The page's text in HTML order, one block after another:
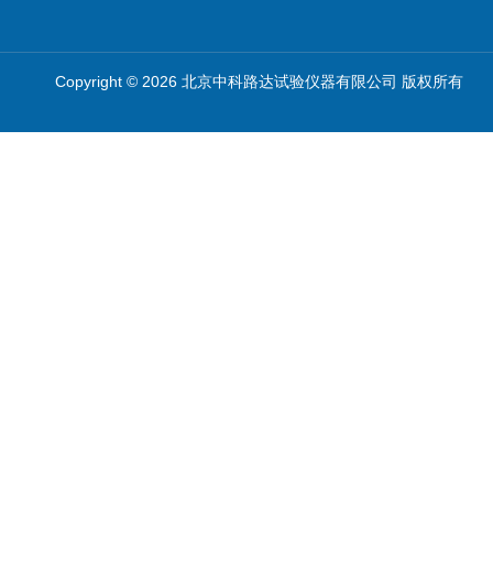
Copyright © 2026 北京中科路达试验仪器有限公司 版权所有